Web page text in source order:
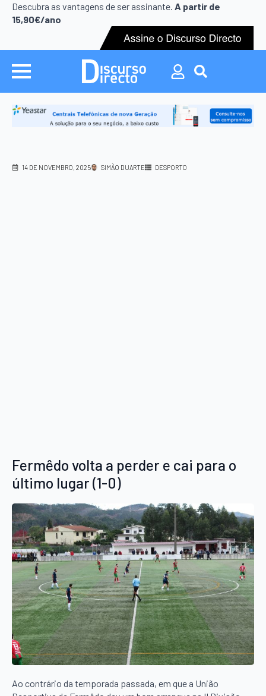
Descubra as vantagens de ser assinante. A partir de
15,90€/ano
Search
for:
Search
14 DE NOVEMBRO, 2025 SIMÃO DUARTE DESPORTO
Fermêdo volta a perder e cai para o
último lugar (1-0)
Ao contrário da temporada passada, em que a União